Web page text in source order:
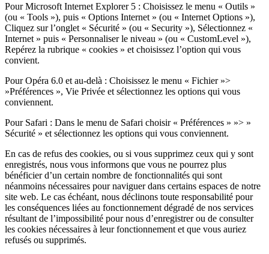
Pour Microsoft Internet Explorer 5 : Choisissez le menu « Outils »
(ou « Tools »), puis « Options Internet » (ou « Internet Options »),
Cliquez sur l’onglet « Sécurité » (ou « Security »), Sélectionnez «
Internet » puis « Personnaliser le niveau » (ou « CustomLevel »),
Repérez la rubrique « cookies » et choisissez l’option qui vous
convient.
Pour Opéra 6.0 et au-delà : Choisissez le menu « Fichier »>
»Préférences », Vie Privée et sélectionnez les options qui vous
conviennent.
Pour Safari : Dans le menu de Safari choisir « Préférences » »> »
Sécurité » et sélectionnez les options qui vous conviennent.
En cas de refus des cookies, ou si vous supprimez ceux qui y sont
enregistrés, nous vous informons que vous ne pourrez plus
bénéficier d’un certain nombre de fonctionnalités qui sont
néanmoins nécessaires pour naviguer dans certains espaces de notre
site web. Le cas échéant, nous déclinons toute responsabilité pour
les conséquences liées au fonctionnement dégradé de nos services
résultant de l’impossibilité pour nous d’enregistrer ou de consulter
les cookies nécessaires à leur fonctionnement et que vous auriez
refusés ou supprimés.